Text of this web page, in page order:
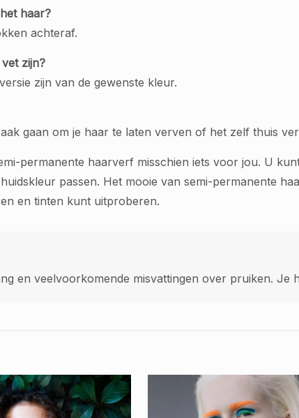
haar?
achteraf.
zijn?
zijn van de gewenste kleur.
gaan om je haar te laten verven of het zelf thuis
permanente haarverf misschien iets voor jou. U
passen. Het mooie van semi-permanente
en tinten kunt uitproberen.
en veelvoorkomende misvattingen over pruiken. Je